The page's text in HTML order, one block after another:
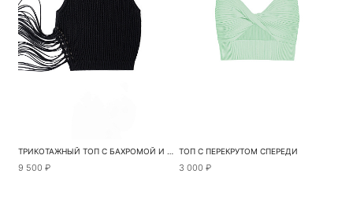
ТРИКОТАЖНЫЙ ТОП С БАХРОМОЙ И ЛЮВЕРСАМИ
9 500 ₽
ТОП С ПЕРЕКРУТОМ СПЕРЕДИ
3 000 ₽